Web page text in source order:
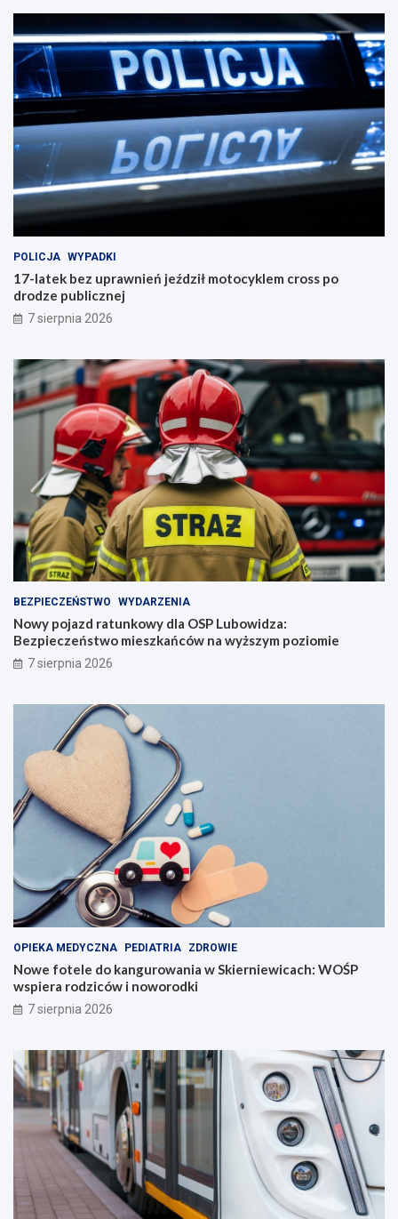
POLICJA WYPADKI
17-latek bez uprawnień jeździł motocyklem cross po
drodze publicznej
7 sierpnia 2026
BEZPIECZEŃSTWO WYDARZENIA
Nowy pojazd ratunkowy dla OSP Lubowidza:
Bezpieczeństwo mieszkańców na wyższym poziomie
7 sierpnia 2026
OPIEKA MEDYCZNA PEDIATRIA ZDROWIE
Nowe fotele do kangurowania w Skierniewicach: WOŚP
wspiera rodziców i noworodki
7 sierpnia 2026